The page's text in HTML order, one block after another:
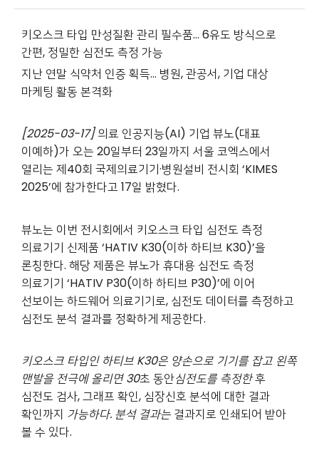
키오스크 타입 만성질환 관리 필수품… 6유도 방식으로
간편, 정밀한 심전도 측정 가능
지난 연말 식약처 인증 획득… 병원, 관공서, 기업 대상
마케팅 활동 본격화
[2025-03-17]의료 인공지능(AI) 기업 뷰노(대표
이예하)가 오는 20일부터 23일까지 서울 코엑스에서
열리는 제40회 국제의료기기·병원설비 전시회 ‘KIMES
2025’에 참가한다고 17일 밝혔다.
뷰노는 이번 전시회에서 키오스크 타입 심전도 측정
의료기기 신제품 ‘HATIV K30(이하 하티브 K30)’을
론칭한다. 해당 제품은 뷰노가 휴대용 심전도 측정
의료기기 ‘HATIV P30(이하 하티브 P30)’에 이어
선보이는 하드웨어 의료기기로, 심전도 데이터를 측정하고
심전도 분석 결과를 정확하게 제공한다.
키오스크 타입인 하티브 K30은 양손으로 기기를 잡고 왼쪽
맨발을 전극에 올리면30초 동안심전도를 측정한후
심전도 검사, 그래프 확인, 심장신호 분석에 대한 결과
확인까지 가능하다. 분석 결과는 결과지로 인쇄되어 받아
볼 수 있다.